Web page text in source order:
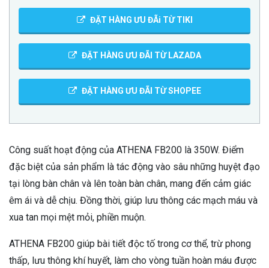
ĐẶT HÀNG ƯU ĐÃi TỪ TIKI
ĐẶT HÀNG ƯU ĐÃI TỪ LAZADA
ĐẶT HÀNG ƯU ĐÃI TỪ SHOPEE
Công suất hoạt động của ATHENA FB200 là 350W. Điểm
đặc biệt của sản phẩm là tác động vào sâu những huyệt đạo
tại lòng bàn chân và lên toàn bàn chân, mang đến cảm giác
êm ái và dễ chịu. Đồng thời, giúp lưu thông các mạch máu và
xua tan mọi mệt mỏi, phiền muộn.
ATHENA FB200 giúp bài tiết độc tố trong cơ thể, trừ phong
thấp, lưu thông khí huyết, làm cho vòng tuần hoàn máu được